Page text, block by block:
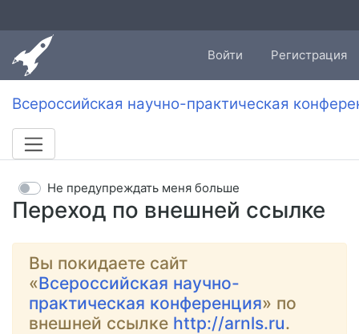
Войти Регистрация
Всероссийская научно-практическая
Переход по внешней ссылке
Не предупреждать меня больше
Вы покидаете сайт
«Всероссийская научно-
практическая конференция» по
внешней ссылке http://arnls.ru.